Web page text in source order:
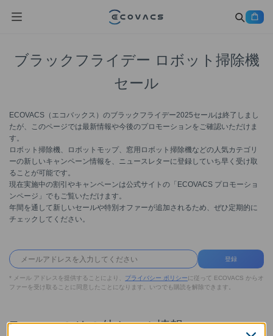
ブラックフライデー ロボット掃除機
セール
ECOVACS（エコバックス）のブラックフライデー2025セールは終了しまし
たが、このページでは最新情報や今後のプロモーションをご確認いただけま
す。
ロボット掃除機、ロボットモップ、窓用ロボット掃除機などの人気カテゴリ
ーの新しいキャンペーン情報を、ニュースレターに登録していち早く受け取
ることが可能です。
現在実施中の割引やキャンペーンは公式サイトの「ECOVACS プロモーショ
ンページ」でもご覧いただけます。
年間を通して新しいセールや特別オファーが追加されるため、ぜひ定期的に
チェックしてください。
登録
* メール アドレスを提供することにより、 プライバシー ポリシーに従って ECOVACS からオ
ファーを受け取ることに同意したことになります。いつでも購読を解除できます。
Ecovacsのその他セール情報